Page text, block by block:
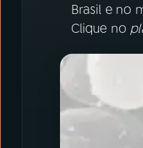
InstagramBrasil e no
Clique no